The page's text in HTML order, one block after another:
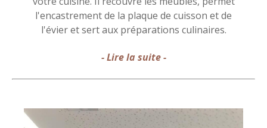
l'encastrement de la plaque de cuisson et de
l'évier et sert aux préparations culinaires.
- Lire la suite -